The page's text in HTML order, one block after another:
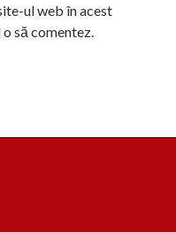
ul web în acest
să comentez.